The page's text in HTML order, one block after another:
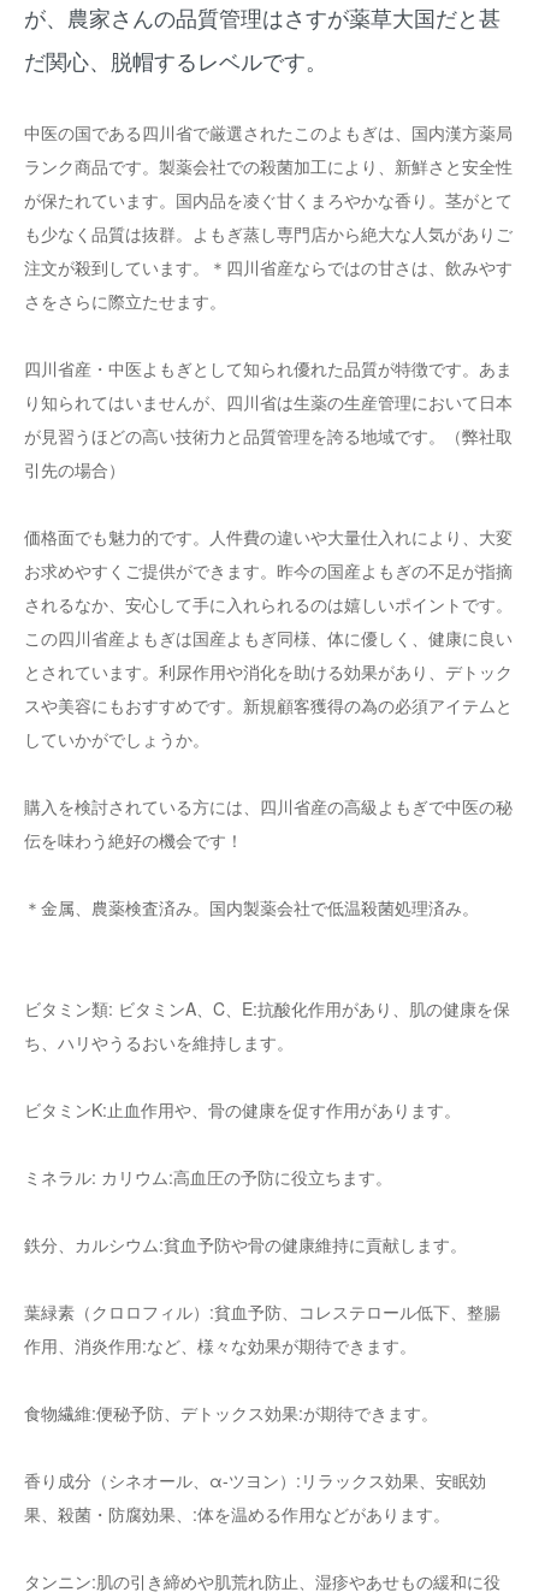
が、農家さんの品質管理はさすが薬草大国だと甚
だ関心、脱帽するレベルです。
中医の国である四川省で厳選されたこのよもぎは、国内漢方薬局
ランク商品です。製薬会社での殺菌加工により、新鮮さと安全性
が保たれています。国内品を凌ぐ甘くまろやかな香り。茎がとて
も少なく品質は抜群。よもぎ蒸し専門店から絶大な人気がありご
注文が殺到しています。＊四川省産ならではの甘さは、飲みやす
さをさらに際立たせます。
四川省産・中医よもぎとして知られ優れた品質が特徴です。あま
り知られてはいませんが、四川省は生薬の生産管理において日本
が見習うほどの高い技術力と品質管理を誇る地域です。（弊社取
引先の場合）
価格面でも魅力的です。人件費の違いや大量仕入れにより、大変
お求めやすくご提供ができます。昨今の国産よもぎの不足が指摘
されるなか、安心して手に入れられるのは嬉しいポイントです。
この四川省産よもぎは国産よもぎ同様、体に優しく、健康に良い
とされています。利尿作用や消化を助ける効果があり、デトック
スや美容にもおすすめです。新規顧客獲得の為の必須アイテムと
していかがでしょうか。
購入を検討されている方には、四川省産の高級よもぎで中医の秘
伝を味わう絶好の機会です！
＊金属、農薬検査済み。国内製薬会社で低温殺菌処理済み。
ビタミン類: ビタミンA、C、E:抗酸化作用があり、肌の健康を保
ち、ハリやうるおいを維持します。
ビタミンK:止血作用や、骨の健康を促す作用があります。
ミネラル: カリウム:高血圧の予防に役立ちます。
鉄分、カルシウム:貧血予防や骨の健康維持に貢献します。
葉緑素（クロロフィル）:貧血予防、コレステロール低下、整腸
作用、消炎作用:など、様々な効果が期待できます。
食物繊維:便秘予防、デトックス効果:が期待できます。
香り成分（シネオール、α-ツヨン）:リラックス効果、安眠効
果、殺菌・防腐効果、:体を温める作用などがあります。
タンニン:肌の引き締めや肌荒れ防止、湿疹やあせもの緩和に役